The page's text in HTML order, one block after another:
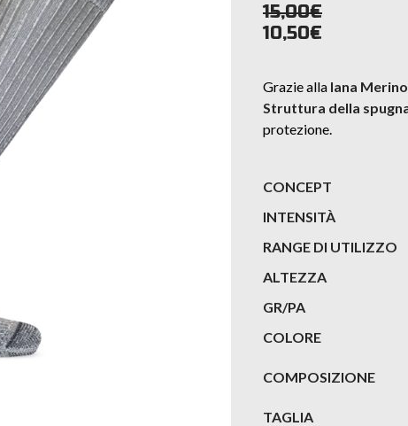
15,00€
10,50€
Grazie alla lana
Struttura della
protezione.
CONCEPT
INTENSITÀ
RANGE DI UTILIZZO
ALTEZZA
GR/PA
COLORE
COMPOSIZIONE
TAGLIA